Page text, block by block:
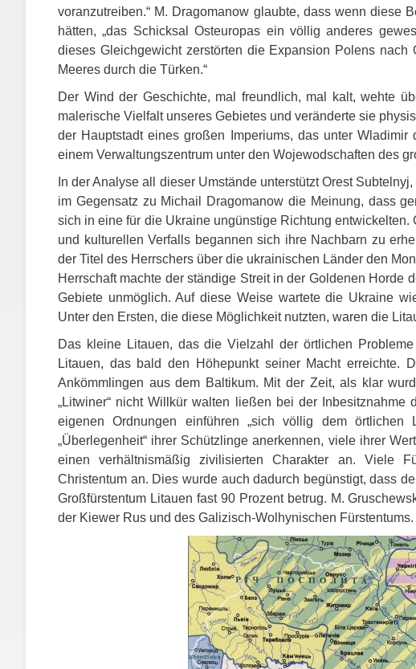
voranzutreiben.“ M. Dragomanow glaubte, dass wenn diese
hätten, „das Schicksal Osteuropas ein völlig anderes
dieses Gleichgewicht zerstörten die Expansion Polens
Meeres durch die Türken.“
Der Wind der Geschichte, mal freundlich, mal kalt, wehte
malerische Vielfalt unseres Gebietes und veränderte sie
der Hauptstadt eines großen Imperiums, das unter
einem Verwaltungszentrum unter den Wojewodschaften des
In der Analyse all dieser Umstände unterstützt Orest
im Gegensatz zu Michail Dragomanow die Meinung, dass
sich in eine für die Ukraine ungünstige Richtung
und kulturellen Verfalls begannen sich ihre Nachbarn zu
der Titel des Herrschers über die ukrainischen Länder den
Herrschaft machte der ständige Streit in der Goldenen Horde
Gebiete unmöglich. Auf diese Weise wartete die Ukraine
Unter den Ersten, die diese Möglichkeit nutzten, waren die
Das kleine Litauen, das die Vielzahl der örtlichen
Litauen, das bald den Höhepunkt seiner Macht erreichte.
Ankömmlingen aus dem Baltikum. Mit der Zeit, als klar
„Litwiner“ nicht Willkür walten ließen bei der Inbesitznahme
eigenen Ordnungen einführen „sich völlig dem
„Überlegenheit“ ihrer Schützlinge anerkennen, viele ihrer
einen verhältnismäßig zivilisierten Charakter an. Viele
Christentum an. Dies wurde auch dadurch begünstigt, dass
Großfürstentum Litauen fast 90 Prozent betrug. M.
der Kiewer Rus und des Galizisch-Wolhynischen Fürstentums.